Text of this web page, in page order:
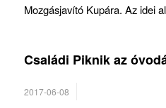
Mozgásjavító Kupára. Az idei
Családi Piknik az
2017-06-08